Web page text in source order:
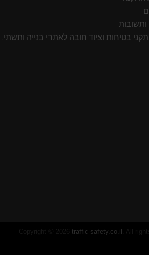
בטיחות וציוד חובה לאתרי בנייה ותשתית 2026
traffic-safety.co.il